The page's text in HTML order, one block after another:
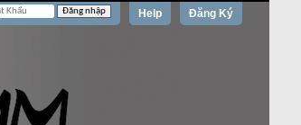
Đăng Ký
Help